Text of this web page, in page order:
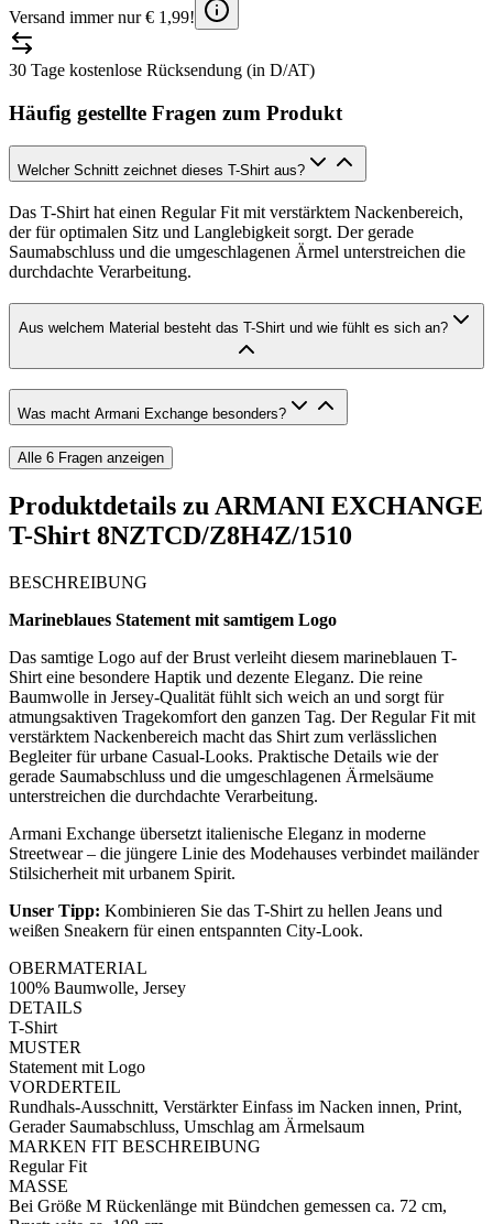
Versand immer nur € 1,99!
30 Tage kostenlose Rücksendung (in D/AT)
Häufig gestellte Fragen zum Produkt
Welcher Schnitt zeichnet dieses T-Shirt aus?
Das T-Shirt hat einen Regular Fit mit verstärktem Nackenbereich,
der für optimalen Sitz und Langlebigkeit sorgt. Der gerade
Saumabschluss und die umgeschlagenen Ärmel unterstreichen die
durchdachte Verarbeitung.
Aus welchem Material besteht das T-Shirt und wie fühlt es sich an?
Was macht Armani Exchange besonders?
Alle 6 Fragen anzeigen
Produktdetails zu ARMANI EXCHANGE
T-Shirt 8NZTCD/Z8H4Z/1510
BESCHREIBUNG
Marineblaues Statement mit samtigem Logo
Das samtige Logo auf der Brust verleiht diesem marineblauen T-
Shirt eine besondere Haptik und dezente Eleganz. Die reine
Baumwolle in Jersey-Qualität fühlt sich weich an und sorgt für
atmungsaktiven Tragekomfort den ganzen Tag. Der Regular Fit mit
verstärktem Nackenbereich macht das Shirt zum verlässlichen
Begleiter für urbane Casual-Looks. Praktische Details wie der
gerade Saumabschluss und die umgeschlagenen Ärmelsäume
unterstreichen die durchdachte Verarbeitung.
Armani Exchange übersetzt italienische Eleganz in moderne
Streetwear – die jüngere Linie des Modehauses verbindet mailänder
Stilsicherheit mit urbanem Spirit.
Unser Tipp: Kombinieren Sie das T-Shirt zu hellen Jeans und
weißen Sneakern für einen entspannten City-Look.
OBERMATERIAL
100% Baumwolle, Jersey
DETAILS
T-Shirt
MUSTER
Statement mit Logo
VORDERTEIL
Rundhals-Ausschnitt, Verstärkter Einfass im Nacken innen, Print,
Gerader Saumabschluss, Umschlag am Ärmelsaum
MARKEN FIT BESCHREIBUNG
Regular Fit
MASSE
Bei Größe M Rückenlänge mit Bündchen gemessen ca. 72 cm,